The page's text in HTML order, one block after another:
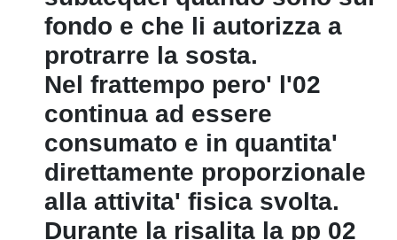
fondo e che li autorizza a
protrarre la sosta.
Nel frattempo pero' l'02
continua ad essere
consumato e in quantita'
direttamente proporzionale
alla attivita' fisica svolta.
Durante la risalita la pp 02